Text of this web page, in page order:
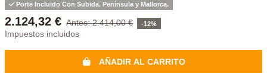
Porte Incluido Con Subida. Península y Mallorca.
2.124,32 € 2.414,00 € -12%
Impuestos incluidos
AÑADIR AL CARRITO